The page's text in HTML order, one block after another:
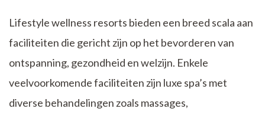
Lifestyle wellness resorts bieden een breed scala aan
faciliteiten die gericht zijn op het bevorderen van
ontspanning, gezondheid en welzijn. Enkele
veelvoorkomende faciliteiten zijn luxe spa’s met
diverse behandelingen zoals massages,